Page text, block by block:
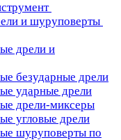
и шуруповерты
дрели и
безударные дрели
ударные дрели
дрели-миксеры
угловые дрели
шуруповерты по